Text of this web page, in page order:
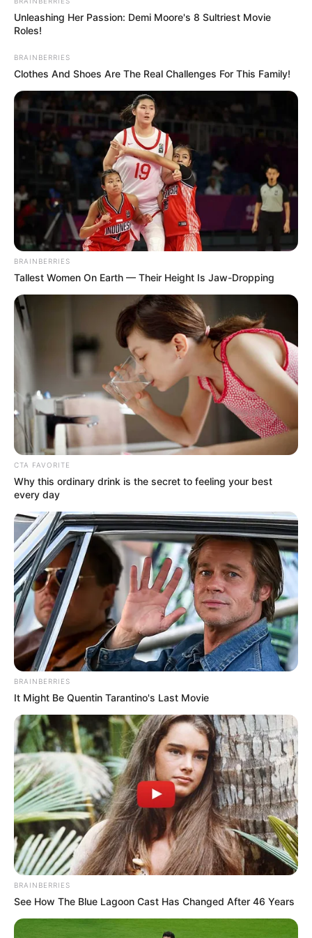
Brainberries
Why this ordinary drink is the secret to feeling
your best every day
CTA Favorite
The Most Surprising Things About FIFA World Cup
2026
Why everything you thought you knew about water
might be wrong
Why this ordinary drink is the secret to feeling
your best every day
CTA Love